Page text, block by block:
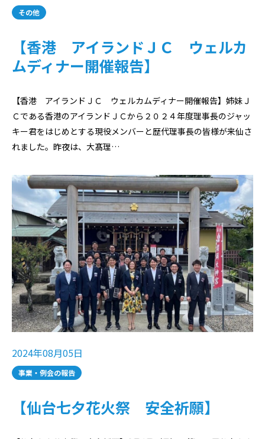
その他
【香港 アイランドＪＣ ウェルカ
ムディナー開催報告】
【香港 アイランドＪＣ ウェルカムディナー開催報告】姉妹Ｊ
Ｃである香港のアイランドＪＣから２０２４年度理事長のジャッ
キー君をはじめとする現役メンバーと歴代理事長の皆様が来仙さ
れました。昨夜は、大髙理…
2024年08月05日
事業・例会の報告
【仙台七夕花火祭 安全祈願】